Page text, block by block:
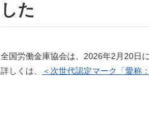
した
全国労働金庫協会は、2026年2月20日
詳しくは、
＜次世代認定マーク「愛称